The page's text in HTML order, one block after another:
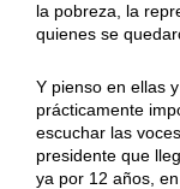
la pobreza, la
quienes se
Y pienso en ellas
prácticamente
escuchar las
presidente que
ya por 12 años,